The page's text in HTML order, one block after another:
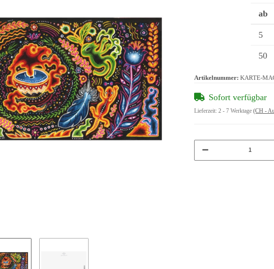
ab
5
50
Artikelnummer: KARTE-
Sofort verfügbar
Lieferzeit: 2 - 7 Werktage (CH -